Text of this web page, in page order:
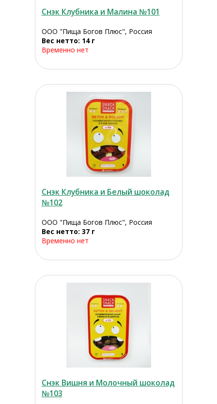
Снэк Клубника и Малина №101
ООО "Пища Богов Плюс", Россия
Вес нетто: 14 г
Временно нет
Снэк Клубника и Белый шоколад
№102
ООО "Пища Богов Плюс", Россия
Вес нетто: 37 г
Временно нет
Снэк Вишня и Молочный шоколад
№103